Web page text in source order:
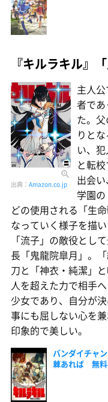
『キルラキル』
出典： Amazon.co.jp
主人
者で
た。
りと
い、
と転
出会い
学園
どの使用される「生
なっていく様子を描
「流子」の敵役とし
長「鬼龍院皐月」。
刀と「神衣・純潔」
人を超えた力で相手
少女であり、自分が
事にも屈しない心を
印象的で美しい。
バンダイチャ
棘あれば 無